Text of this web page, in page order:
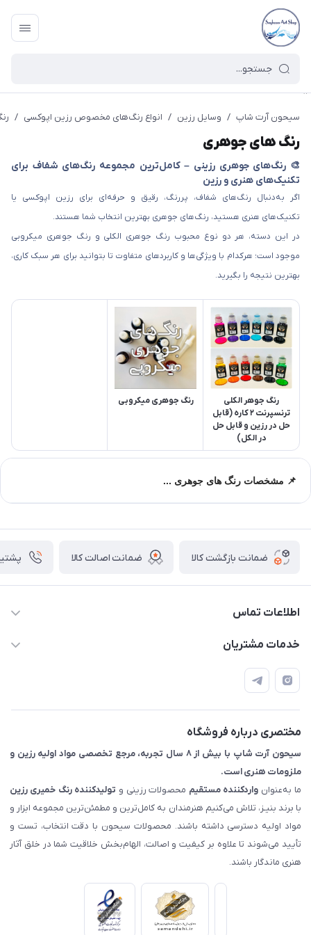
<>
سیحون آرت شاپ / وسایل رزین / انواع رنگ‌های مخصوص رزین اپوکسی /
رنگ های جوهری
🎨 رنگ‌های جوهری رزینی – کامل‌ترین مجموعه رنگ‌های شفاف برای
تکنیک‌های هنری و رزین
اگر به‌دنبال رنگ‌های شفاف، پررنگ، رقیق و حرفه‌ای برای رزین اپوکسی یا
تکنیک‌های هنری هستید، رنگ‌های جوهری بهترین انتخاب شما هستند.
در این دسته، هر دو نوع محبوب رنگ جوهری الکلی و رنگ جوهری میکروبی
موجود است؛ هرکدام با ویژگی‌ها و کاربردهای متفاوت تا بتوانید برای هر سبک کاری،
بهترین نتیجه را بگیرید.
رنگ‌ جوهر الکلی
ترنسپرنت ۲ کاره (قابل
حل در رزین و قابل حل
در الکل)
رنگ‌ جوهری میکروبی
📌 مشخصات رنگ های جوهری ...
رنگ‌های جوهری نوعی رنگ مایع فوق‌العاده رقیق، شفاف و بسیار
ابر و بادی
دود
کهکشانی
سایه‌روشن
طرح‌های شفاف
آبستره
ایجاد می‌کنند.
این رنگ‌ها برخلاف رنگ‌های خمیری یا پودری، رزین را کدر نمی‌کنند و
نتیجه‌ای شفاف، زنده و جذاب به شما می‌دهند.
✨ دو نوع رنگ جوهری: الکلی و میکروبی – تفاوت‌ها و کاربردها
در دسته رنگ‌های جوهری، دو مدل اصلی داریم.
در ادامه به‌صورت کاملاً ساده و کاربردی معرفی‌شان می‌کنم تا سریع
بدانید کدام برای کار شما مناسب است.
ضمانت بازگشت کالا ضمانت اصالت کالا
اطلاعات تماس
خدمات مشتریان
📝 قوانین و مقررات
📖 راهنما
مختصری درباره فروشگاه
سیحون آرت شاپ با بیش از ۸ سال تجربه، مرجع تخصصی مواد اولیه رزین و
ملزومات هنری است.
ما به‌عنوان واردکننده مستقیم محصولات رزینی و تولیدکننده رنگ خمیری رزین
با برند بنیـز، تلاش می‌کنیم هنرمندان به کامل‌ترین و مطمئن‌ترین مجموعه ابزار و
مواد اولیه دسترسی داشته باشند. محصولات سیحون با دقت انتخاب، تست و
تأیید می‌شوند تا علاوه بر کیفیت و اصالت، الهام‌بخش خلاقیت شما در خلق آثار
هنری ماندگار باشند.